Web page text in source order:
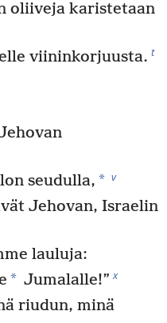
oliiveja karistetaan
viininkorjuusta. t
seudulla, * v
Jehovan, Israelin
lauluja:
* Jumalalle!” x
riudun, minä